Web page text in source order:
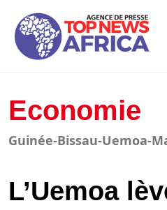
Economie
Guinée-Bissau-Uemoa-
L’Uemoa